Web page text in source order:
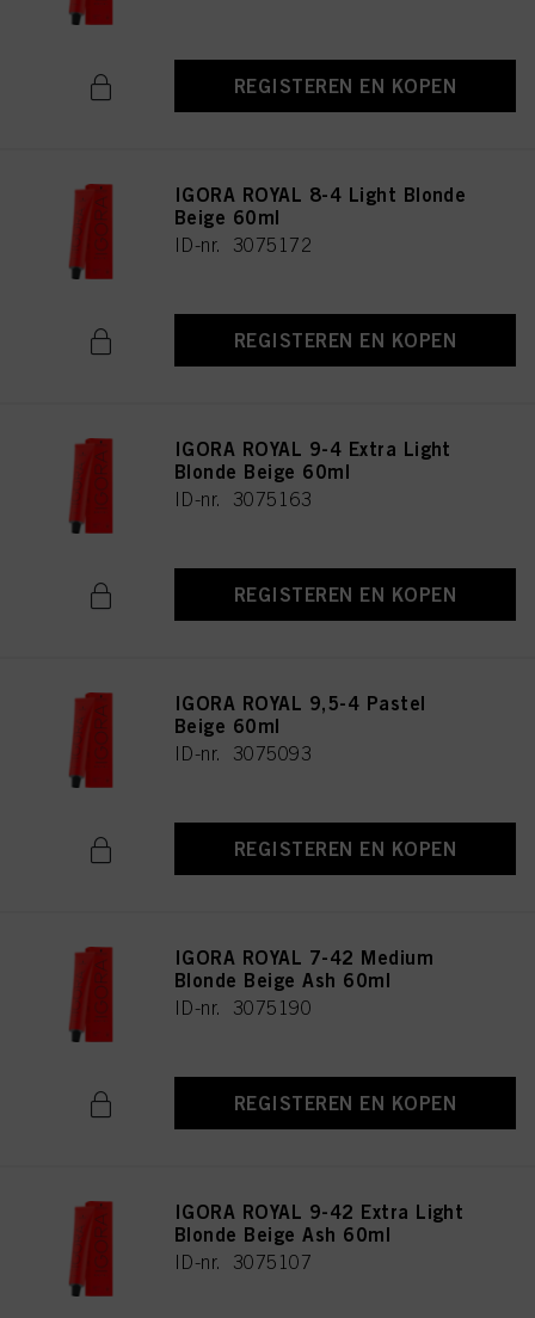
REGISTEREN EN KOPEN
IGORA ROYAL 8-4 Light Blonde
Beige 60ml
ID-nr. 3075172
REGISTEREN EN KOPEN
IGORA ROYAL 9-4 Extra Light
Blonde Beige 60ml
ID-nr. 3075163
REGISTEREN EN KOPEN
IGORA ROYAL 9,5-4 Pastel
Beige 60ml
ID-nr. 3075093
REGISTEREN EN KOPEN
IGORA ROYAL 7-42 Medium
Blonde Beige Ash 60ml
ID-nr. 3075190
REGISTEREN EN KOPEN
IGORA ROYAL 9-42 Extra Light
Blonde Beige Ash 60ml
ID-nr. 3075107